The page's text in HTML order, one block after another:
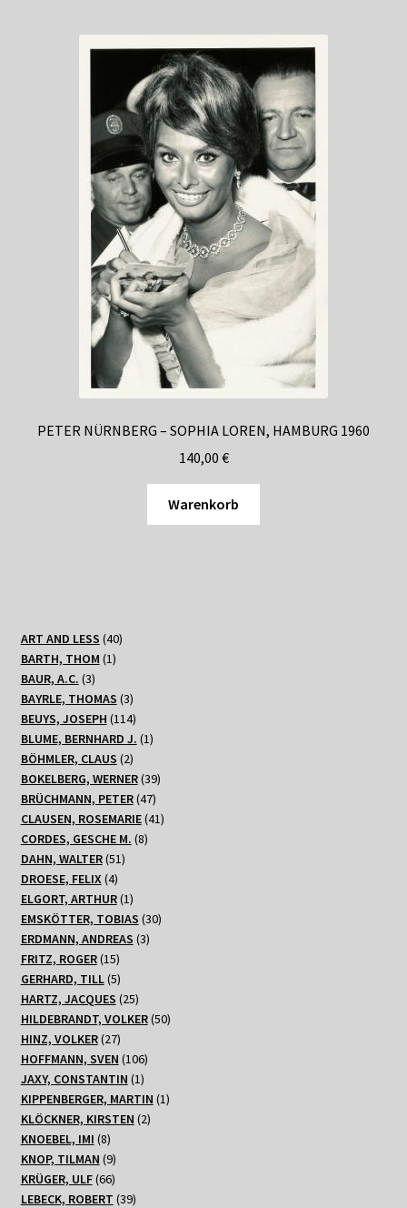
PETER NÜRNBERG – SOPHIA LOREN, HAMBURG 1960
140,00 €
Warenkorb
ART AND LESS 4040
BARTH, THOM 11
BAUR, A.C. 33
Produkte
BAYRLE, THOMAS 33
Produkte
BEUYS, JOSEPH 114114
Produkte
BLUME, BERNHARD J. 11
BÖHMLER, CLAUS 22
Produkte
BOKELBERG, WERNER 3939
BRÜCHMANN, PETER 4747
Produkte
CLAUSEN, ROSEMARIE 4141
CORDES, GESCHE M. 88
DAHN, WALTER 5151
DROESE, FELIX 44
Produkte
ELGORT, ARTHUR 11
Produkt
EMSKÖTTER, TOBIAS 3030
ERDMANN, ANDREAS 33
FRITZ, ROGER 1515
Produkte
GERHARD, TILL 55
Produkte
HARTZ, JACQUES 2525
Produkte
HILDEBRANDT, VOLKER 5050
HINZ, VOLKER 2727
Produkte
HOFFMANN, SVEN 106106
Produkte
JAXY, CONSTANTIN 11
Produkt
KIPPENBERGER, MARTIN 11
KLÖCKNER, KIRSTEN 22
KNOEBEL, IMI 88
Produkte
KNOP, TILMAN 99
Produkte
KRÜGER, ULF 6666
Produkte
LEBECK, ROBERT 3939